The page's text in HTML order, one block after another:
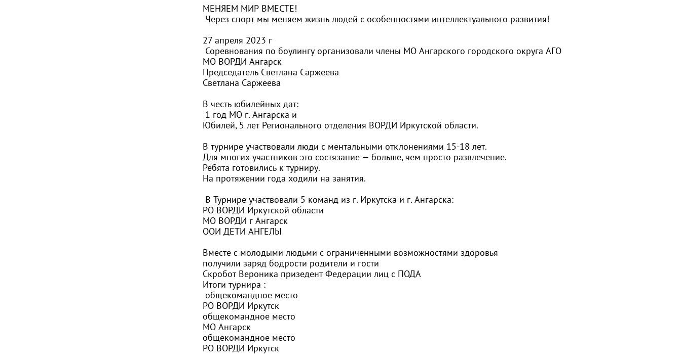
МЕНЯЕМ МИР ВМЕСТЕ!
Через спорт мы меняем жизнь людей с особенностями интеллектуального развития!
27 апреля 2023 г
Соревнования по боулингу организовали члены МО Ангарского городского округа АГО
МО ВОРДИ Ангарск
Председатель Светлана Саржеева
Светлана Саржеева
В честь юбилейных дат:
1 год МО г. Ангарска и
Юбилей, 5 лет Регионального отделения ВОРДИ Иркутской области.
В турнире участвовали люди с ментальными отклонениями 15-18 лет.
Для многих участников это состязание — больше, чем просто развлечение.
Ребята готовились к турниру.
На протяжении года ходили на занятия.
В Турнире участвовали 5 команд из г. Иркутска и г. Ангарска:
РО ВОРДИ Иркутской области
МО ВОРДИ г Ангарск
ООИ ДЕТИ АНГЕЛЫ
Вместе с молодыми людьми с ограниченными возможностями здоровья
получили заряд бодрости родители и гости
Скробот Вероника призедент Федерации лиц с ПОДА
Итоги турнира :
общекомандное место
РО ВОРДИ Иркутск
общекомандное место
МО Ангарск
общекомандное место
РО ВОРДИ Иркутск